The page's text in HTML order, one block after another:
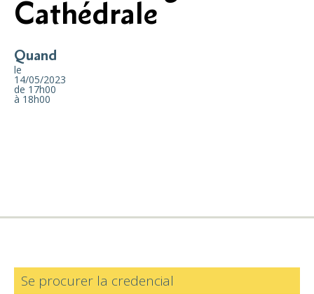
Cathédrale
Quand
le
14/05/2023
de 17h00
à 18h00
Se procurer la credencial